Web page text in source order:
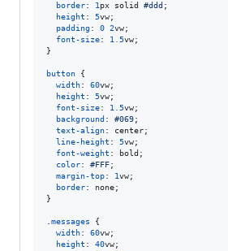
border: 1 px solid #ddd ;
height : 5vw;
padding: 0 2vw;
font-size: 1.5vw;
}
button {
width: 60vw;
height : 5vw;
font-size: 1.5vw;
background : #069;
text-align:
center;
line-height : 5vw;
font-weight :
bold;
color: #FFF;
margin-top: 1vw;
border:
none;
}
messages {
width: 60vw;
height : 40vw;